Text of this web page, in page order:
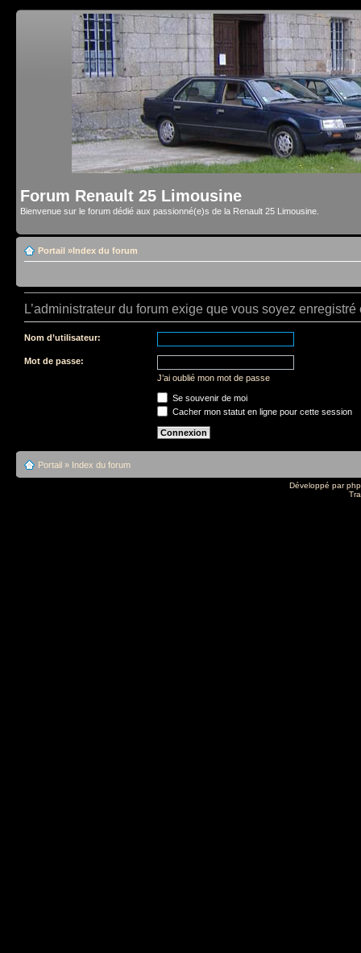
Forum Renault 25 Limousine
Bienvenue sur le forum dédié aux passionné(e)s de la Renault 25 Limousine.
Portail »Index du forum
L’administrateur du forum exige que vous soyez
Nom d’utilisateur:
Mot de passe:
J’ai oublié mon mot de passe
Se souvenir de moi
Cacher mon statut en ligne pour cette session
Portail » Index du forum
Développé par